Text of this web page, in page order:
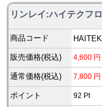
リンレイ:ハイテクフ
商品コード
販売価格(税込) 4,600 円
通常価格(税込) 7,800 円
ポイント 92 Pt